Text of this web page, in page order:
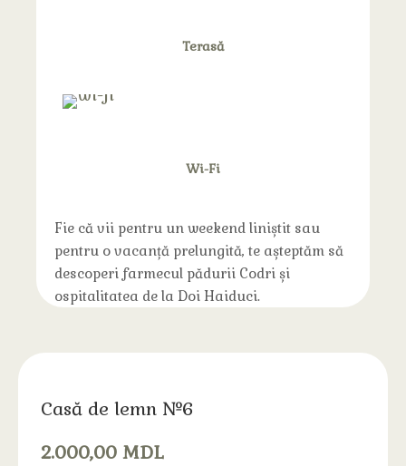
Terasă
Wi-Fi
Fie că vii pentru un weekend liniștit sau
pentru o vacanță prelungită, te așteptăm să
descoperi farmecul pădurii Codri și
ospitalitatea de la Doi Haiduci.
Casă de lemn №6
2.000,00 MDL